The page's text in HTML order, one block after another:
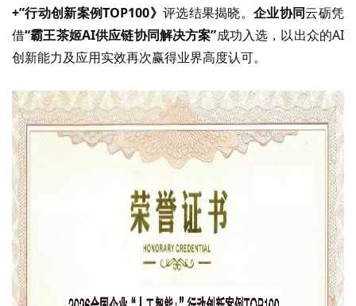
+”行动创新案例TOP100》 评选结果揭晓。企业协同云砺凭
借“霸王茶姬AI供应链协同解决方案”成功入选，以出众的AI
创新能力及应用实效再次赢得业界高度认可。